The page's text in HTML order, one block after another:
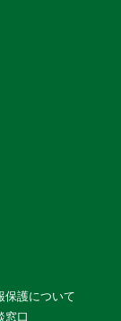
保護について
窓口